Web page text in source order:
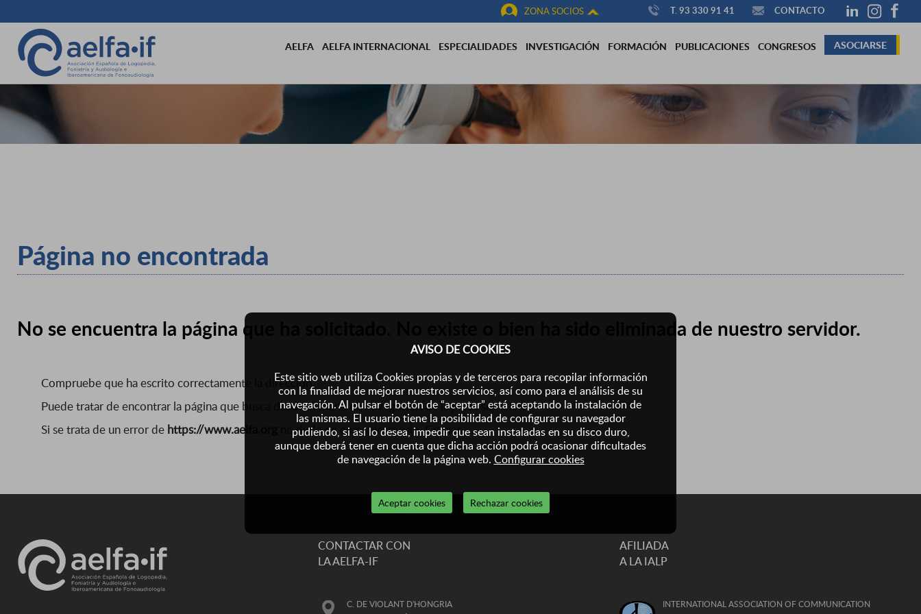
AVISO DE COOKIES
Este sitio web utiliza Cookies propias y de terceros para recopilar información
con la finalidad de mejorar nuestros servicios, así como para el análisis de su
navegación. Al pulsar el botón de “aceptar” está aceptando la instalación de
las mismas. El usuario tiene la posibilidad de configurar su navegador
pudiendo, si así lo desea, impedir que sean instaladas en su disco duro,
aunque deberá tener en cuenta que dicha acción podrá ocasionar dificultades
de navegación de la página web. Configurar cookies
Aceptar cookies Rechazar cookies
ZONA SOCIOS T. 93 330 91 41 CONTACTO
AELFA AELFA INTERNACIONAL ESPECIALIDADES INVESTIGACIÓN FORMACIÓN PUBLICACIONES CONGRESOS ASOCIARSE
Página no encontrada
No se encuentra la página que ha solicitado. No existe o bien ha sido eliminada de nuestro servidor.
Compruebe que ha escrito correctamente la dirección.
Puede tratar de encontrar la página que busca desde el menú de navegación de la parte superior.
Si se trata de un error de https://www.aelfa.org no dude en comunicárnoslo. Gracias.
CONTACTAR CON
LA AELFA-IF
C. DE VIOLANT D'HONGRIA
AFILIADA
A LA IALP
INTERNATIONAL ASSOCIATION OF COMMUNICATION